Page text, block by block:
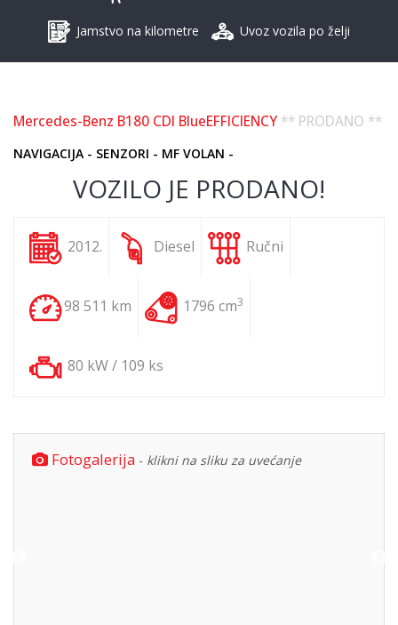
Jamstvo na kilometre Uvoz vozila po želji
Mercedes-Benz B180 CDI BlueEFFICIENCY ** PRODANO **
NAVIGACIJA - SENZORI - MF VOLAN -
VOZILO JE PRODANO!
2012. Diesel Ručni
98 511 km 1796 cm3
80 kW / 109 ks
Fotogalerija - klikni na sliku za uvećanje